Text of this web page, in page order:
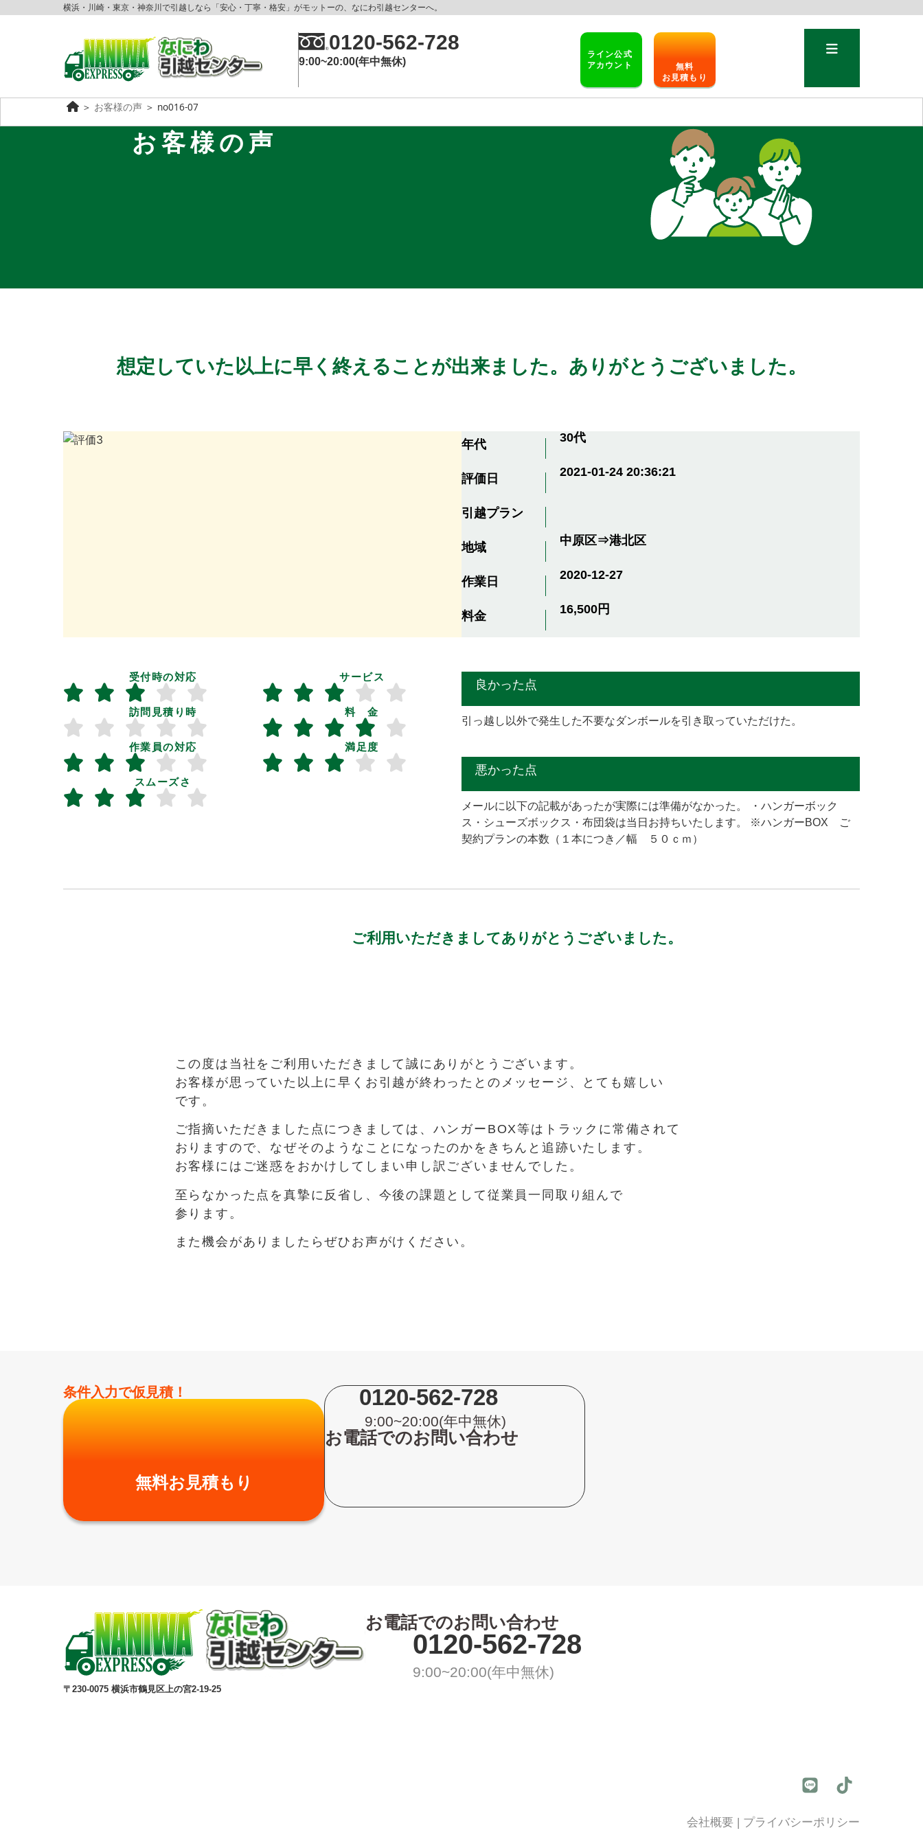
横浜・川崎・東京・神奈川で引越しなら「安心・丁寧・格安」がモットーの、なにわ引越センターへ。
0120-562-728
9:00~20:00(年中無休)
ライン公式
アカウント
無料
お見積もり
＞ お客様の声 ＞ no016-07
お客様の声
想定していた以上に早く終えることが出来ました。ありがとうございました。
年代 30代
評価日 2021-01-24 20:36:21
引越プラン
地域 中原区⇒港北区
作業日 2020-12-27
料金 16,500円
受付時の対応
訪問見積り時
作業員の対応
スムーズさ
サービス
料 金
満足度
良かった点
引っ越し以外で発生した不要なダンボールを引き取っていただけた。
悪かった点
メールに以下の記載があったが実際には準備がなかった。 ・ハンガーボック
ス・シューズボックス・布団袋は当日お持ちいたします。 ※ハンガーBOX ご
契約プランの本数（１本につき／幅 ５０ｃｍ）
ご利用いただきましてありがとうございました。
この度は当社をご利用いただきまして誠にありがとうございます。
お客様が思っていた以上に早くお引越が終わったとのメッセージ、とても嬉しい
です。
ご指摘いただきました点につきましては、ハンガーBOX等はトラックに常備されて
おりますので、なぜそのようなことになったのかをきちんと追跡いたします。
お客様にはご迷惑をおかけしてしまい申し訳ございませんでした。
至らなかった点を真摯に反省し、今後の課題として従業員一同取り組んで
参ります。
また機会がありましたらぜひお声がけください。
条件入力で仮見積！
無料お見積もり
0120-562-728
9:00~20:00(年中無休)
お電話でのお問い合わせ
〒230-0075 横浜市鶴見区上の宮2-19-25
お電話でのお問い合わせ
0120-562-728
9:00~20:00(年中無休)
会社概要 | プライバシーポリシー